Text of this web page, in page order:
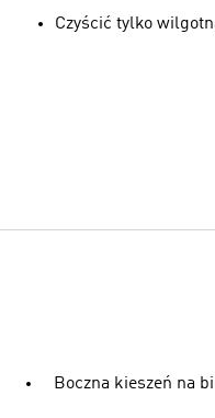
Czyścić tylko
Boczna kieszeń na